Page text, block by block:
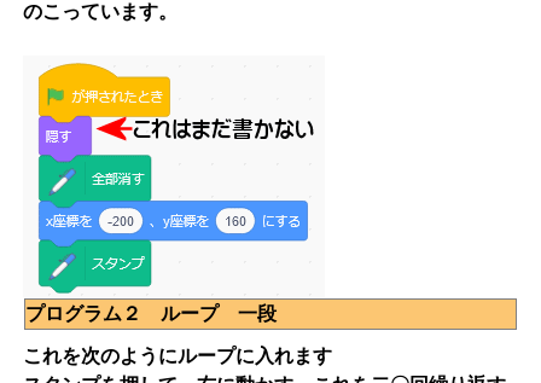
のこっています。
プログラム２ ループ 一段
これを次のようにループに入れます